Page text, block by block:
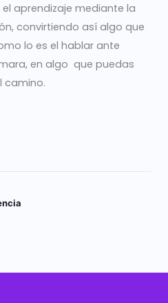
aprendizaje mediante la
convirtiendo así algo que
lo es el hablar ante
en algo que puedas
camino.